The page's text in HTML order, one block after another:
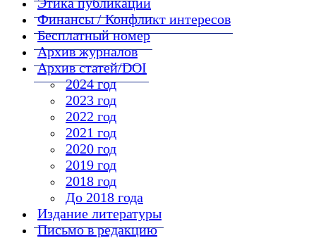
Финансы / Конфликт интересов
Бесплатный номер
Архив журналов
Архив статей/DOI
2024 год
2023 год
2022 год
2021 год
2020 год
2019 год
2018 год
До 2018 года
Издание литературы
Письмо в редакцию